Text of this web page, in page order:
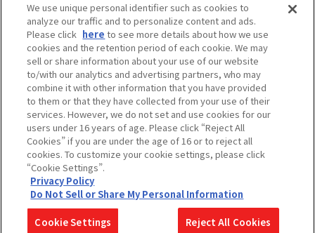
ざいますのでご了承ください。
privacypolicy
Do Not Sell or Share My
Personal Information
ウェブサイトご利用条件
ソーシャルメディアポリシー
個人情報保護方針
お問い合わせ
©BANDAI
コピーライト一覧を表示する
We use unique personal identifier such as cookies to
analyze our traffic and to personalize content and ads.
Please click here to see more details about how we use
cookies and the retention period of each cookie. We may
sell or share information about your use of our website
to/with our analytics and advertising partners, who may
combine it with other information that you have provided
to them or that they have collected from your use of their
services. However, we do not set and use cookies for our
users under 16 years of age. Please click “Reject All
Cookies” if you are under the age of 16 or to reject all
cookies. To customize your cookie settings, please click
“Cookie Settings”.
Privacy Policy
Do Not Sell or Share My Personal Information
Cookie Settings Reject All Cookies